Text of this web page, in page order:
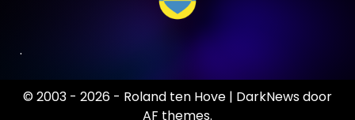
.
© 2003 - 2026 - Roland ten Hove | DarkNewsdoor
AF themes.